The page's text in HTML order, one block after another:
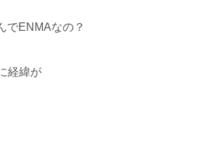
でENMAなの？
経緯が